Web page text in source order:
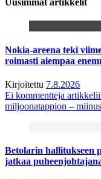
Uusimmat artikkelit
Nokia-areena teki
roimasti aiempaa
Kirjoitettu 7.8.2026
Ei kommentteja
miljoonatappion –
Betolarin hallitukseen
jatkaa